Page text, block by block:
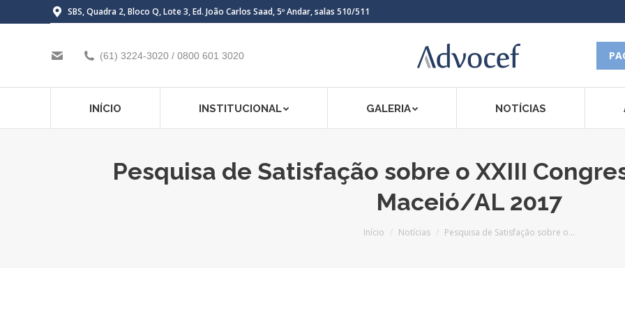
SBS, Quadra 2, Bloco Q, Lote 3, Ed. João Carlos Saad, 5º Andar, salas 510/511
(61) 3224-3020 / 0800 601 3020
INÍCIO INSTITUCIONAL GALERIA NOTÍCIAS
Pesquisa de Satisfação sobre o XXIII
Maceió/AL 2017
Você está aqui:
Início Notícias Pesquisa de Satisfação sobre o…